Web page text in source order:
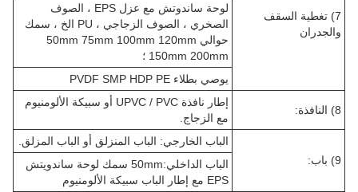
7) تغطية السقف
والجدران
لوحة ساندوتش مع عزل EPS ، الصوف
الصخري ، الصوف الزجاجي ، PU الخ ، سمك
حوالي 50mm 75mm 100mm 120mm
150mm 200mm ؛
يوصي بطلاء PVDF SMP HDP PE
8) النافذة:
إطار نافذة UPVC / PVC أو سبيكة الألومنيوم
مع الزجاج.
9) باب:
الباب الخارجي: الباب المنزلق أو الباب المزلق.
الباب الداخلي:50mm سمك لوحة ساندويتش
EPS مع إطار الباب سبيكة الألومنيوم